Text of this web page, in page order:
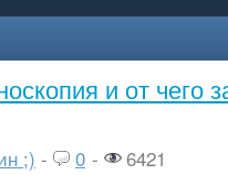
и от чего
;) - 0 - 6421